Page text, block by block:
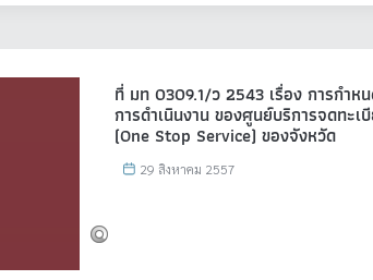
ที่ มท 0309.1/ว 2543 เรื่อง การกำห
การดำเนินงาน ของศูนย์บริการจดทะเ
(One Stop Service) ของจังหวัด
29 สิงหาคม 2557